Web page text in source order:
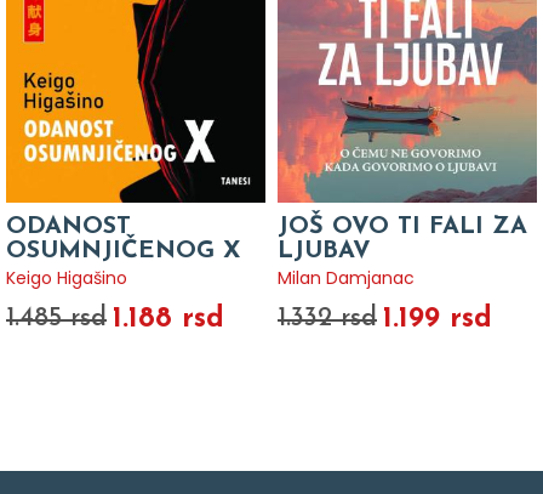
ODANOST
OSUMNJIČENOG X
Keigo Higašino
1.485 rsd 1.188 rsd
JOŠ OVO TI FALI ZA
LJUBAV
Milan Damjanac
1.332 rsd 1.199 rsd